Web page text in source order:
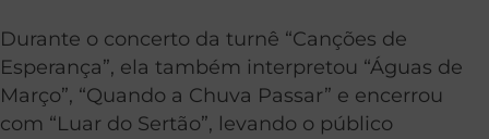
Durante o concerto da turnê “Canções de
Esperança”, ela também interpretou “Águas de
Março”, “Quando a Chuva Passar” e encerrou
com “Luar do Sertão”, levando o público